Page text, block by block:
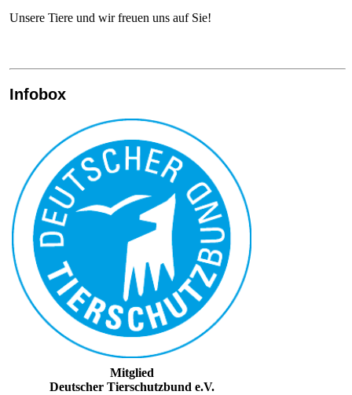
Unsere Tiere und wir freuen uns auf Sie!
Infobox
Mitglied
Deutscher Tierschutzbund e.V.